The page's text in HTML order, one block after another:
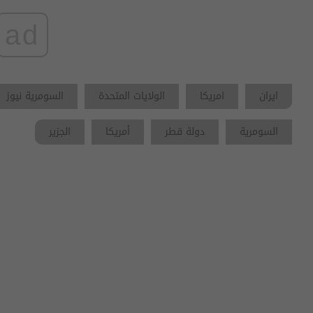
ايران امريكا الولايات المتحدة السومرية نيوز
السومرية
دولة قطر أمريكا الجزير